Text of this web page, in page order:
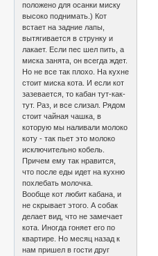
положено для осанки миску
высоко поднимать.) Кот
встает на задние лапы,
вытягивается в струнку и
лакает. Если пес шел пить, а
миска занята, он всегда ждет.
Но не все так плохо. На кухне
стоит миска кота. И если кот
зазевается, то кабан тут-как-
тут. Раз, и все слизал. Рядом
стоит чайная чашка, в
которую мы наливали молоко
коту - так пьет это молоко
исключительно кобель.
Причем ему так нравится,
что после еды идет на кухню
похлебать молочка.
Вообще кот любит кабана, и
не скрывает этого. А собак
делает вид, что не замечает
кота. Иногда гоняет его по
квартире. Но месяц назад к
нам пришел в гости друг